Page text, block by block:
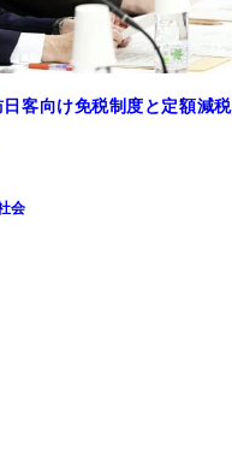
客向け免税制度と定額減税
会